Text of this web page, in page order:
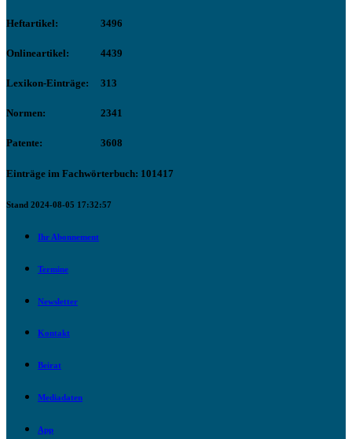
Heftartikel: 3496
Onlineartikel: 4439
Lexikon-Einträge: 313
Normen: 2341
Patente: 3608
Einträge im Fachwörterbuch: 101417
Stand 2024-08-05 17:32:57
Ihr Abonnement
Termine
Newsletter
Kontakt
Beirat
Mediadaten
App